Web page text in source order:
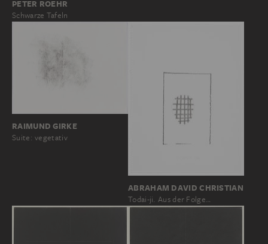
PETER ROEHR
Schwarze Tafeln
RAIMUND GIRKE
Suite: vegetativ
ABRAHAM DAVID CHRISTIAN
Todai-ji. Aus der Folge…